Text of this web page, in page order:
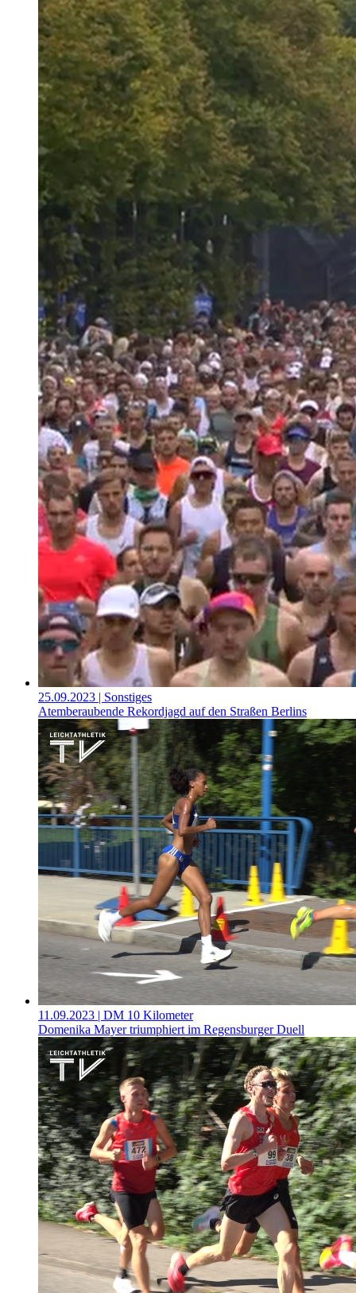
25.09.2023 | Sonstiges
Atemberaubende Rekordjagd auf den Straßen Berlins
11.09.2023 | DM 10 Kilometer
Domenika Mayer triumphiert im Regensburger Duell